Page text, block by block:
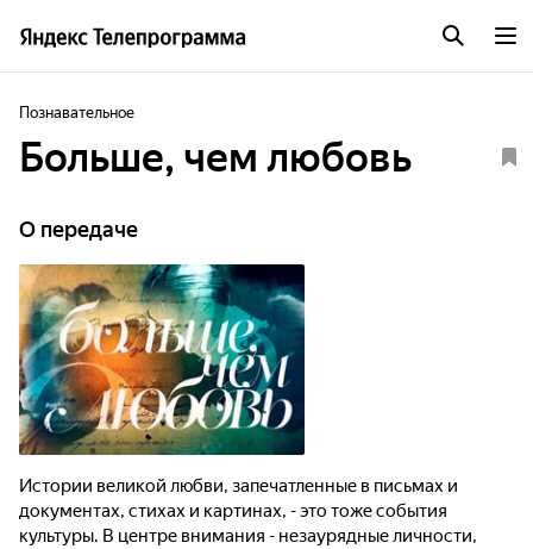
Познавательное
Больше, чем любовь
О передаче
Истории великой любви, запечатленные в письмах и
документах, стихах и картинах, - это тоже события
культуры. В центре внимания - незаурядные личности,